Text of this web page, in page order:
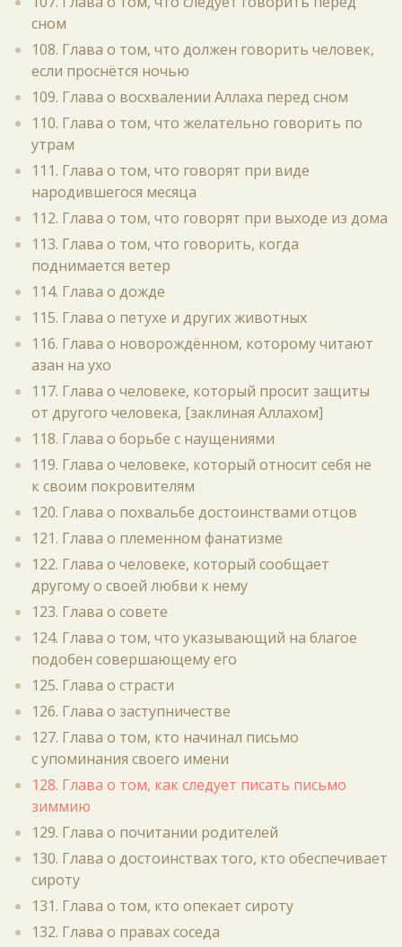
сном
108. Глава о том, что должен говорить человек,
если проснётся ночью
109. Глава о восхвалении Аллаха перед сном
110. Глава о том, что желательно говорить по
утрам
111. Глава о том, что говорят при виде
народившегося месяца
112. Глава о том, что говорят при выходе из дома
113. Глава о том, что говорить, когда
поднимается ветер
114. Глава о дожде
115. Глава о петухе и других животных
116. Глава о новорождённом, которому читают
азан на ухо
117. Глава о человеке, который просит защиты
от другого человека, [заклиная Аллахом]
118. Глава о борьбе с наущениями
119. Глава о человеке, который относит себя не
к своим покровителям
120. Глава о похвальбе достоинствами отцов
121. Глава о племенном фанатизме
122. Глава о человеке, который сообщает
другому о своей любви к нему
123. Глава о совете
124. Глава о том, что указывающий на благое
подобен совершающему его
125. Глава о страсти
126. Глава о заступничестве
127. Глава о том, кто начинал письмо
с упоминания своего имени
128. Глава о том, как следует писать письмо
зиммию
129. Глава о почитании родителей
130. Глава о достоинствах того, кто обеспечивает
сироту
131. Глава о том, кто опекает сироту
132. Глава о правах соседа